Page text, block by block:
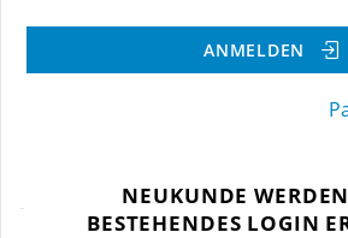
ANMELDEN
NEUKUNDE
BESTEHENDES LOGIN